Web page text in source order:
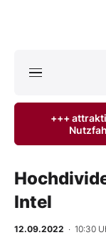
Finanz-Check
+++
Intel
12.09.2022 · 10:30